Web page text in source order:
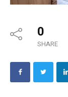
0
SHARE